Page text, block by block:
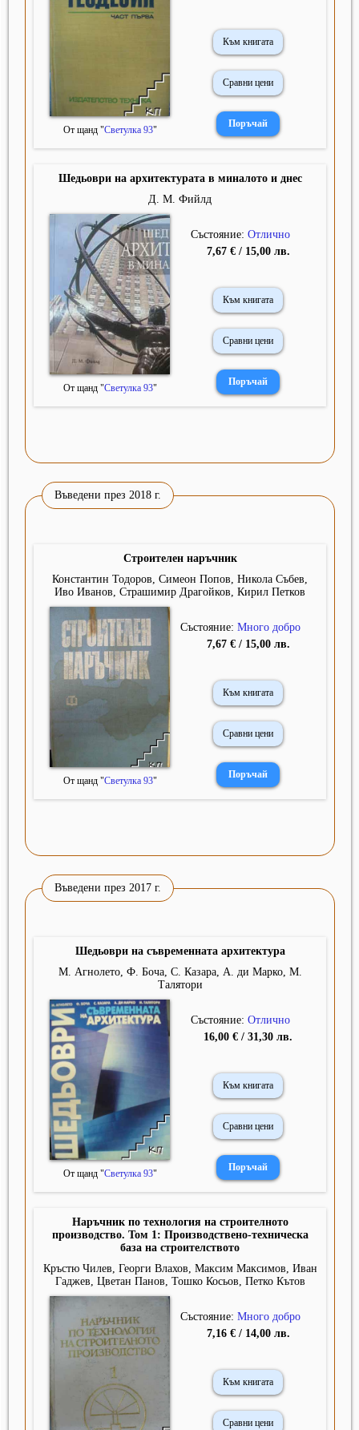
От щанд "Светулка 93"
Към книгата
Сравни цени
Шедьоври на архитектурата в миналото и днес
Д. М. Фийлд
От щанд "Светулка 93"
Състояние: Отлично
7,67 € / 15,00 лв.
Към книгата
Сравни цени
Въведени през 2018 г.
Строителен наръчник
Константин Тодоров, Симеон Попов, Никола Събев,
Иво Иванов, Страшимир Драгойков, Кирил Петков
От щанд "Светулка 93"
Състояние: Много добро
7,67 € / 15,00 лв.
Към книгата
Сравни цени
Въведени през 2017 г.
Шедьоври на съвременната архитектура
М. Агнолето, Ф. Боча, С. Казара, А. ди Марко, М.
Талятори
От щанд "Светулка 93"
Състояние: Отлично
16,00 € / 31,30 лв.
Към книгата
Сравни цени
Наръчник по технология на строителното
производство. Том 1: Производствено-техническа
база на строителството
Кръстю Чилев, Георги Влахов, Максим Максимов, Иван
Гаджев, Цветан Панов, Тошко Косьов, Петко Кътов
Състояние: Много добро
7,16 € / 14,00 лв.
Към книгата
Сравни цени